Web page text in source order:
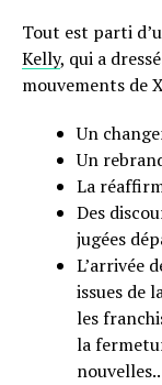
Tout est parti
Kelly, qui a
mouvements de
Un
Un
La
Des
jugées
L’arrivée
issues de
les
la
nouvelles..